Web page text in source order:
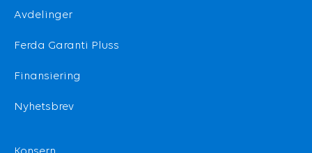
Avdelinger
Ferda Garanti Pluss
Finansiering
Nyhetsbrev